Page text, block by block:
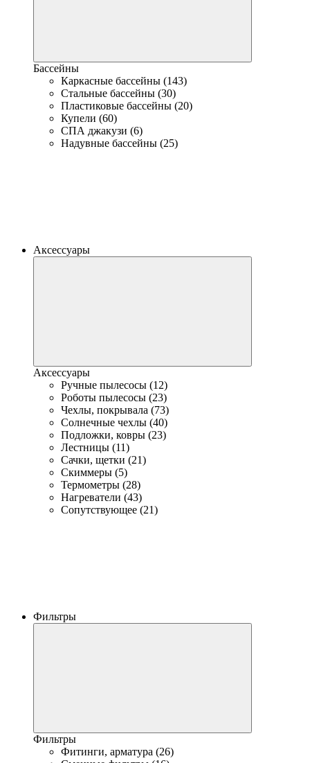
Бассейны
Каркасные бассейны (143)
Стальные бассейны (30)
Пластиковые бассейны (20)
Купели (60)
СПА джакузи (6)
Надувные бассейны (25)
Аксессуары
Аксессуары
Ручные пылесосы (12)
Роботы пылесосы (23)
Чехлы, покрывала (73)
Солнечные чехлы (40)
Подложки, ковры (23)
Лестницы (11)
Сачки, щетки (21)
Скиммеры (5)
Термометры (28)
Нагреватели (43)
Сопутствующее (21)
Фильтры
Фильтры
Фитинги, арматура (26)